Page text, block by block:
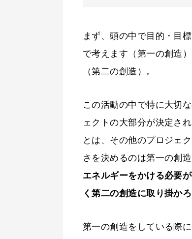
まず、頭の中で目的・目
で考えます（第一の創造
（第二の創造）。
この活動の中で特に大切
ェクトの大部分が決定さ
とは、その他のプロジェ
さを決めるのは第一の創造
エネルギーをかける必要
く第二の創造に取り掛か
第一の創造をしている際